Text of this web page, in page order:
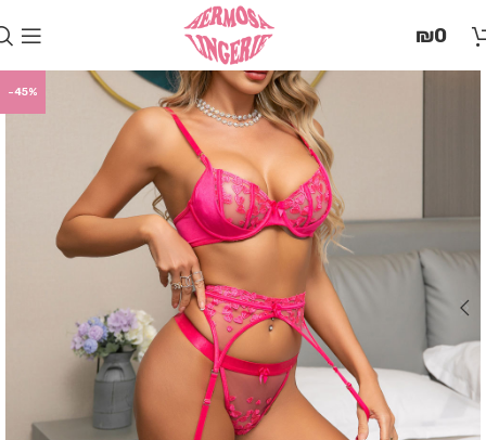
זֶה
לִנְגִישׁוּת
הָאֲתָר.
לִפְתִיחַת
תַּפְרִיט
הֵנְּגִישׁוּת
לְחַץ
ALT+0
₪0
-45%